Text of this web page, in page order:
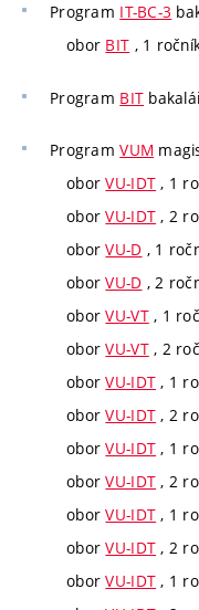
Program IT-BC-3
obor BIT , 1
Program BIT
ProgramVUM
oborVU-IDT , 1
oborVU-IDT , 2
oborVU-D , 1
oborVU-D , 2
oborVU-VT, 1
oborVU-VT, 2
oborVU-IDT , 1
oborVU-IDT , 2
oborVU-IDT , 1
oborVU-IDT , 2
oborVU-IDT , 1
oborVU-IDT , 2
oborVU-IDT , 1